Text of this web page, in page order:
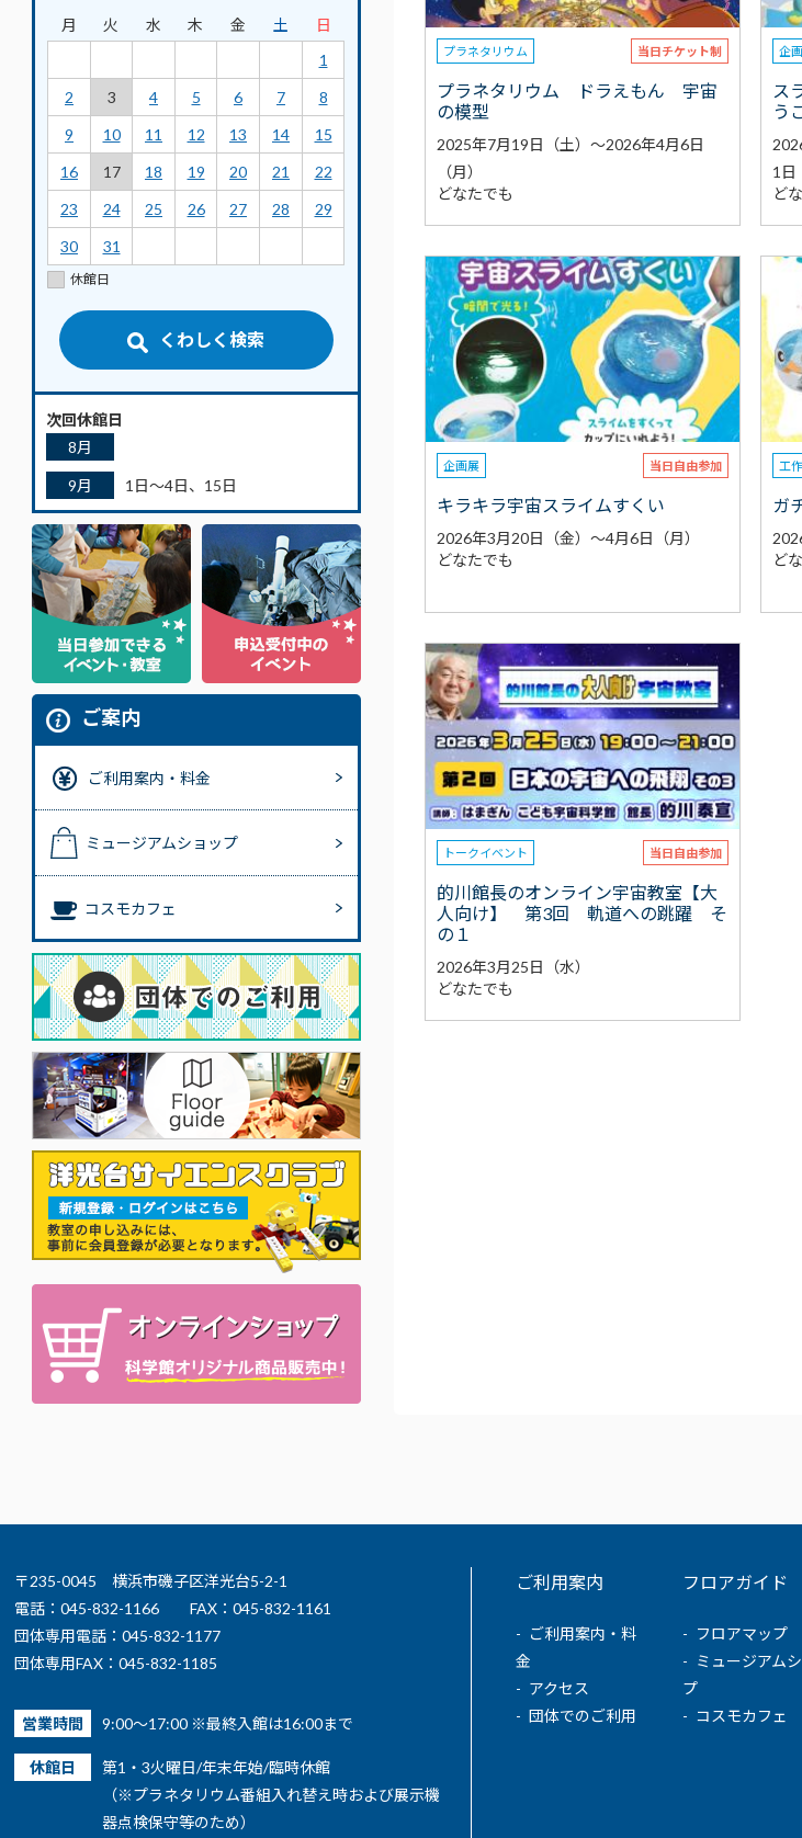
月 火 水 木 金 土
日
1
2
3 4 5 6 7
8
9
10 11 12 13 14
15
16
17 18 19 20 21
22
23
24 25 26 27 28
29
30
31
休館日
くわしく検索
次回休館日
8月
9月 1日～4日、15日
ご案内
ご利用案内・料金
ミュージアムショップ
コスモカフェ
プラネタリウム 当日チケット制
プラネタリウム ドラえもん 宇宙
の模型
2025年7月19日（土）～2026年4月6日
（月）
どなたでも
企
ス
う
1日
ど
企画展 当日自由参加
キラキラ宇宙スライムすくい
2026年3月20日（金）～4月6日（月）
どなたでも
工作
ガ
ど
トークイベント 当日自由参加
的川館長のオンライン宇宙教室【大
人向け】 第3回 軌道への跳躍 そ
の１
2026年3月25日（水）
どなたでも
〒235-0045 横浜市磯子区洋光台5-2-1
電話：045-832-1166
FAX：045-832-1161
団体専用電話：045-832-1177
団体専用FAX：045-832-1185
営業時間 9:00～17:00 ※最終入館は16:00まで
休館日
第1・3火曜日/年末年始/臨時休館
（※プラネタリウム番組入れ替え時および展示機
器点検保守等のため）
ご利用案内
ご利用案内・料
金
アクセス
団体でのご利用
フロアガイド
フロアマップ
ミュージアム
プ
コスモカフェ